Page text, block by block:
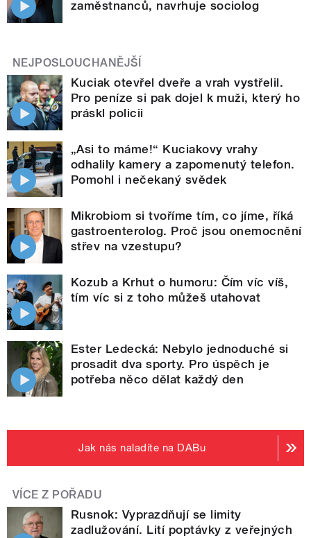
zaměstnanců, navrhuje sociolog
NEJPOSLOUCHANĚJŠÍ
Kuciak otevřel dveře a vrah vystřelil.
Pro peníze si pak dojel k muži, který ho
práskl policii
„Asi to máme!“ Kuciakovy vrahy
odhalily kamery a zapomenutý telefon.
Pomohl i nečekaný svědek
Mikrobiom si tvoříme tím, co jíme, říká
gastroenterolog. Proč jsou onemocnění
střev na vzestupu?
Kozub a Krhut o humoru: Čím víc víš,
tím víc si z toho můžeš utahovat
Ester Ledecká: Nebylo jednoduché si
prosadit dva sporty. Pro úspěch je
potřeba něco dělat každý den
Jak nás naladíte na DABu
VÍCE Z POŘADU
Rusnok: Vyprazdňují se limity
zadlužování. Lití poptávky z veřejných